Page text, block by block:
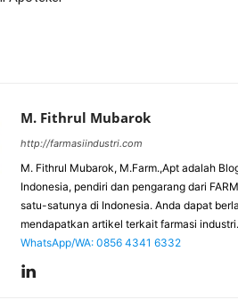
M. Fithrul Mubarok
http://farmasiindustri.com
M. Fithrul Mubarok, M.Farm.,Apt adalah
Indonesia, pendiri dan pengarang dari
satu-satunya di Indonesia. Anda dapat
mendapatkan artikel terkait farmasi
WhatsApp/WA: 0856 4341 6332